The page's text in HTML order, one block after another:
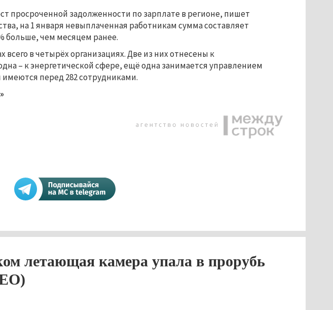
просроченной задолженности по зарплате в регионе, пишет
на 1 января невыплаченная работникам сумма составляет
больше, чем месяцем ранее.
в четырёх организациях. Две из них отнесены к
– к энергетической сфере, ещё одна занимается управлением
перед 282 сотрудниками.
летающая камера упала в прорубь